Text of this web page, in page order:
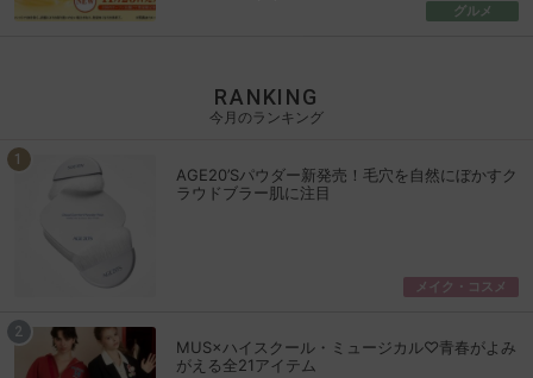
グルメ
RANKING
今月のランキング
AGE20’Sパウダー新発売！毛穴を自然にぼかすク
ラウドブラー肌に注目
メイク・コスメ
MUS×ハイスクール・ミュージカル♡青春がよみ
がえる全21アイテム